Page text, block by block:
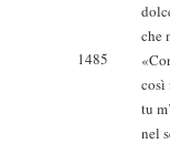
che
1485
così
tu
nel